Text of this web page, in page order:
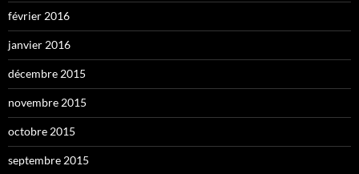
février 2016
janvier 2016
décembre 2015
novembre 2015
octobre 2015
septembre 2015